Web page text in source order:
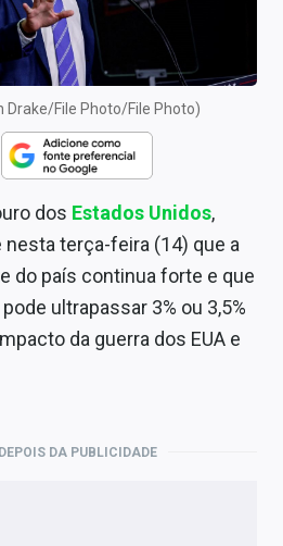
Drake/File Photo/File Photo)
dos Estados Unidos,
terça-feira (14) que a
do país continua forte e que
ultrapassar 3% ou 3,5%
da guerra dos EUA e
DA PUBLICIDADE